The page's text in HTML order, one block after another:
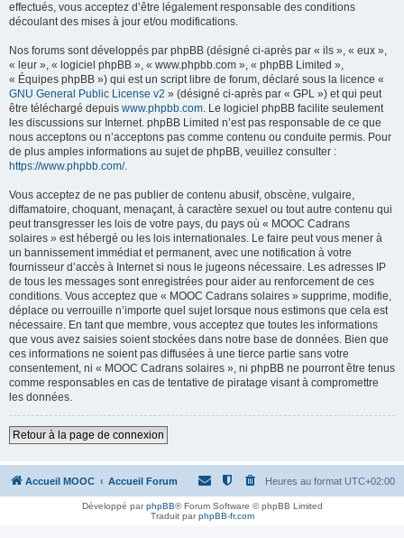
effectués, vous acceptez d’être légalement responsable des conditions
découlant des mises à jour et/ou modifications.
Nos forums sont développés par phpBB (désigné ci-après par « ils », « eux »,
« leur », « logiciel phpBB », « www.phpbb.com », « phpBB Limited »,
« Équipes phpBB ») qui est un script libre de forum, déclaré sous la licence «
GNU General Public License v2 » (désigné ci-après par « GPL ») et qui peut
être téléchargé depuis www.phpbb.com. Le logiciel phpBB facilite seulement
les discussions sur Internet. phpBB Limited n’est pas responsable de ce que
nous acceptons ou n’acceptons pas comme contenu ou conduite permis. Pour
de plus amples informations au sujet de phpBB, veuillez consulter :
https://www.phpbb.com/.
Vous acceptez de ne pas publier de contenu abusif, obscène, vulgaire,
diffamatoire, choquant, menaçant, à caractère sexuel ou tout autre contenu qui
peut transgresser les lois de votre pays, du pays où « MOOC Cadrans
solaires » est hébergé ou les lois internationales. Le faire peut vous mener à
un bannissement immédiat et permanent, avec une notification à votre
fournisseur d’accès à Internet si nous le jugeons nécessaire. Les adresses IP
de tous les messages sont enregistrées pour aider au renforcement de ces
conditions. Vous acceptez que « MOOC Cadrans solaires » supprime, modifie,
déplace ou verrouille n’importe quel sujet lorsque nous estimons que cela est
nécessaire. En tant que membre, vous acceptez que toutes les informations
que vous avez saisies soient stockées dans notre base de données. Bien que
ces informations ne soient pas diffusées à une tierce partie sans votre
consentement, ni « MOOC Cadrans solaires », ni phpBB ne pourront être tenus
comme responsables en cas de tentative de piratage visant à compromettre
les données.
Retour à la page de connexion
Accueil MOOC Accueil Forum Heures au format UTC+02:00
Développé parphpBB® Forum Software © phpBB Limited
Traduit parphpBB-fr.com